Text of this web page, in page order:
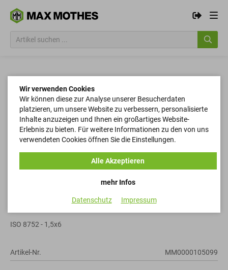
Spannstifte
ISO 8752 - 1,5x6
Artikel-Nr. MM0000105099
Wir verwenden Cookies
Wir können diese zur Analyse unserer Besucherdaten
platzieren, um unsere Website zu verbessern, personalisierte
Inhalte anzuzeigen und Ihnen ein großartiges Website-
Erlebnis zu bieten. Für weitere Informationen zu den von uns
verwendeten Cookies öffnen Sie die Einstellungen.
mehr Infos
Alle Akzeptieren
Datenschutz Impressum